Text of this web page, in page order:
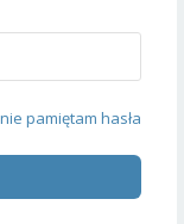
nie pamiętam hasła